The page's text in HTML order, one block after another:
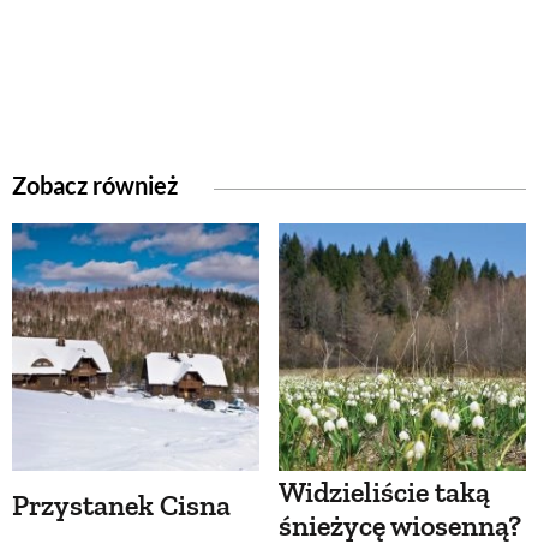
Zobacz również
Przystanek Cisna
Widzieliście taką
śnieżycę wiosenną?